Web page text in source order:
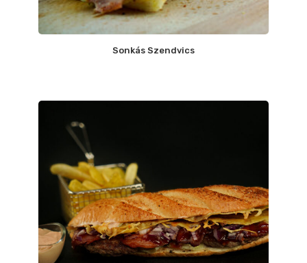
Sonkás Szendvics